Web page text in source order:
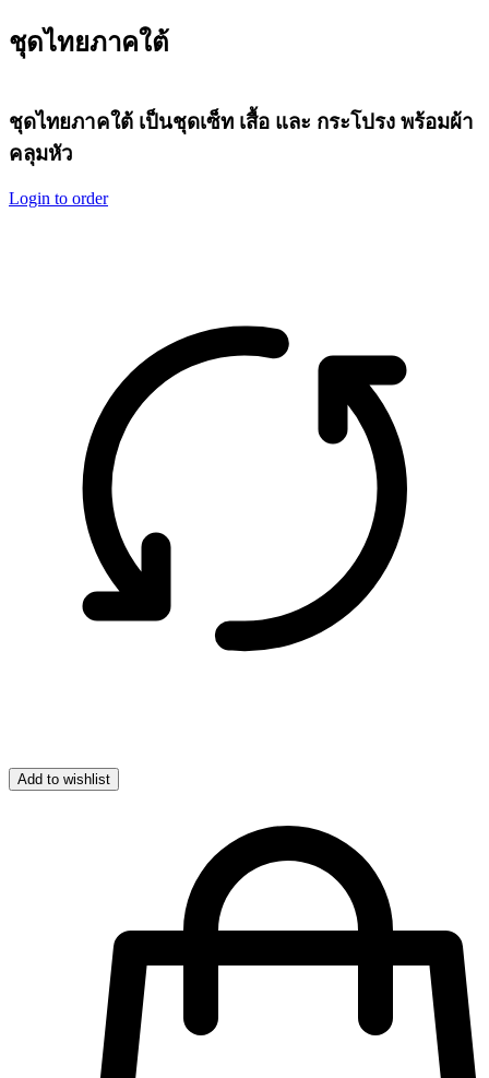
ชุดไทยภาคใต้
ชุดไทยภาคใต้ เป็นชุดเซ็ท เสื้อ และ กระโปรง พร้อมผ้า
คลุมหัว
Login to order
Add to wishlist